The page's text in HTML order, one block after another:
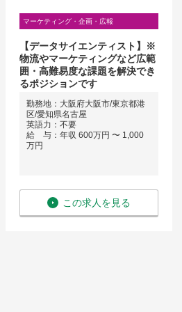
マーケティング・企画・広報
【データサイエンティスト】※
物流やマーケティングなど広範
囲・高難易度な課題を解決でき
るポジションです
勤務地：大阪府大阪市/東京都港
区/愛知県名古屋
英語力：不要
給 与：年収 600万円 〜 1,000
万円
この求人を見る